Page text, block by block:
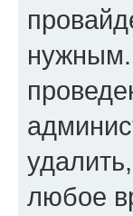
нужным.
любое